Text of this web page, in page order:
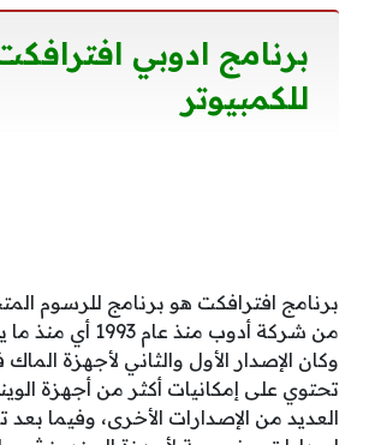
برنامج ادوبي
للكمبيوتر
برنامج افترافكت هو برنامج للرسوم
وكان الإصدار الأول والثاني لأجهزة
تحتوي على إمكانيات أكثر من أجهزة
العديد من الإصدارات الأخرى، وفيما بعد